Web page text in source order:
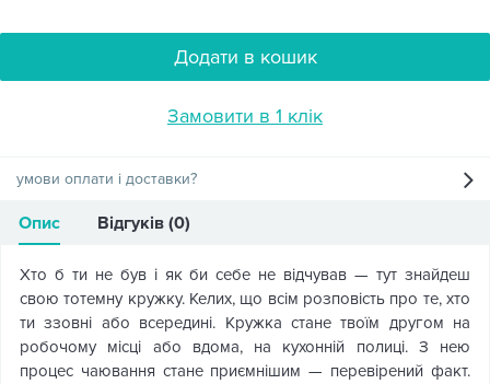
Додати в кошик
Замовити в 1 клік
умови оплати і доставки?
Опис Відгуків (0)
Хто б ти не був і як би себе не відчував — тут знайдеш
свою тотемну кружку. Келих, що всім розповість про те, хто
ти ззовні або всередині. Кружка стане твоїм другом на
робочому місці або вдома, на кухонній полиці. З нею
процес чаювання стане приємнішим — перевірений факт.